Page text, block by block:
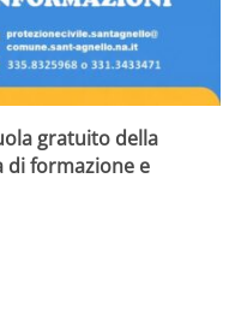
gratuito della
di formazione e